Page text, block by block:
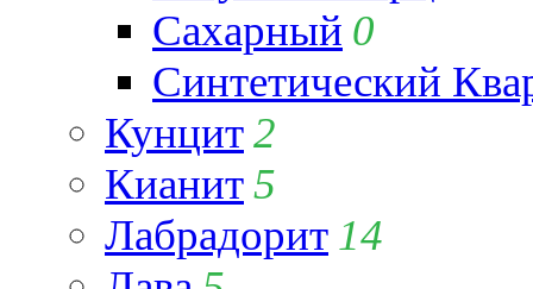
Сахарный 0
Синтетический
Кунцит2
Кианит5
Лабрадорит 14